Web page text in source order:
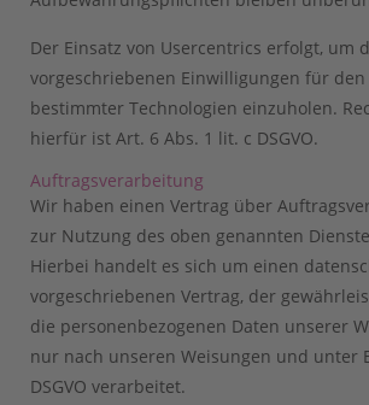
Der Einsatz von Usercentrics erfolgt, um
vorgeschriebenen Einwilligungen für den
bestimmter Technologien einzuholen.
hierfür ist Art. 6 Abs. 1 lit. c DSGVO.
Auftragsverarbeitung
Wir haben einen Vertrag über
zur Nutzung des oben genannten
Hierbei handelt es sich um einen
vorgeschriebenen Vertrag, der
die personenbezogenen Daten unserer
nur nach unseren Weisungen und unter
DSGVO verarbeitet.